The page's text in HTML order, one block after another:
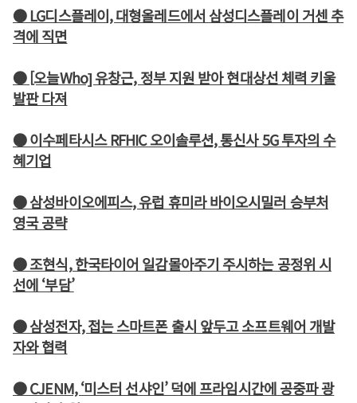
● LG디스플레이, 대형올레드에서 삼성디스플레이 거센 추
격에 직면
● [오늘Who] 유창근, 정부 지원 받아 현대상선 체력 키울
발판 다져
● 이수페타시스 RFHIC 오이솔루션, 통신사 5G 투자의 수
혜기업
● 삼성바이오에피스, 유럽 휴미라 바이오시밀러 승부처
영국 공략
● 조현식, 한국타이어 일감몰아주기 주시하는 공정위 시
선에 ‘부담’
● 삼성전자, 접는 스마트폰 출시 앞두고 소프트웨어 개발
자와 협력
● CJENM, ‘미스터 선샤인’ 덕에 프라임시간에 공중파 광